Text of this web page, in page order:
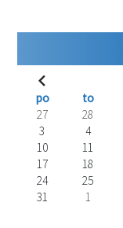
po
to
27
28
3
4
10
11
17
18
24
25
31
1